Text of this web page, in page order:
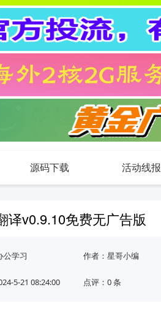
源码下载 活动线报
译v0.9.10免费无广告版
公学习 作者：星哥小编
5-21 08:24:00 点评：0 条